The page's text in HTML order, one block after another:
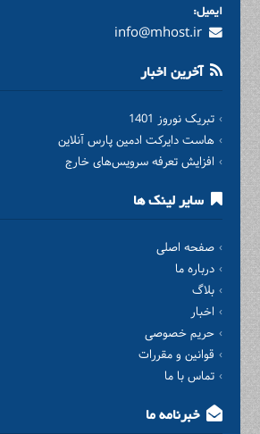
ایمیل:
info@mhost.ir
آخرین اخبار
تبریک نوروز 1401
هاست دایرکت ادمین پارس آنلاین
افزایش تعرفه سرویس‌های خارج
سایر لینک ها
صفحه اصلی
درباره ما
بلاگ
اخبار
حریم خصوصی
قوانین و مقررات
تماس با ما
خبرنامه ما